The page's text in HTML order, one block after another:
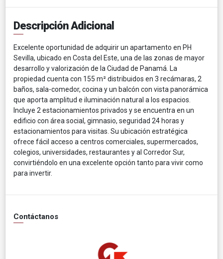
Descripción Adicional
Excelente oportunidad de adquirir un apartamento en PH
Sevilla, ubicado en Costa del Este, una de las zonas de mayor
desarrollo y valorización de la Ciudad de Panamá. La
propiedad cuenta con 155 m² distribuidos en 3 recámaras, 2
baños, sala-comedor, cocina y un balcón con vista panorámica
que aporta amplitud e iluminación natural a los espacios.
Incluye 2 estacionamientos privados y se encuentra en un
edificio con área social, gimnasio, seguridad 24 horas y
estacionamientos para visitas. Su ubicación estratégica
ofrece fácil acceso a centros comerciales, supermercados,
colegios, universidades, restaurantes y al Corredor Sur,
convirtiéndolo en una excelente opción tanto para vivir como
para invertir.
Contáctanos